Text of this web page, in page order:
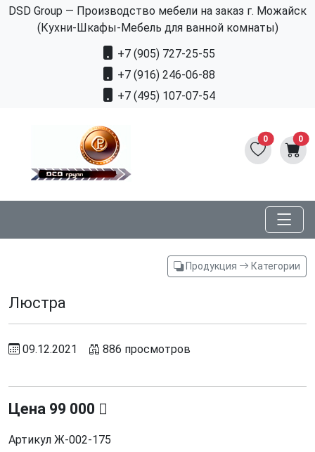
DSD Group — Производство мебели на заказ г. Можайск
(Кухни-Шкафы-Мебель для ванной комнаты)
+7 (905) 727-25-55
+7 (916) 246-06-88
+7 (495) 107-07-54
0 0
Продукция Категории
Люстра
09.12.2021 886 просмотров
Цена 99 000
Артикул Ж-002-175